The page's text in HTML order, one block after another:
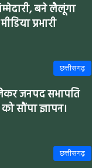
बने लैलूंगा
प्रभारी
छत्तीसगढ़
जनपद सभापति
सौंपा ज्ञापन।
छत्तीसगढ़